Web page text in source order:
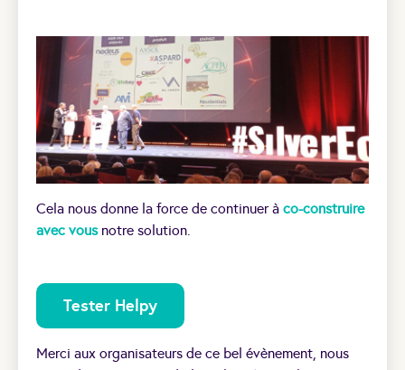
Cela nous donne la force de continuer à co-construire
avec vousnotre solution.
Tester Helpy
Merci aux organisateurs de ce bel évènement, nous